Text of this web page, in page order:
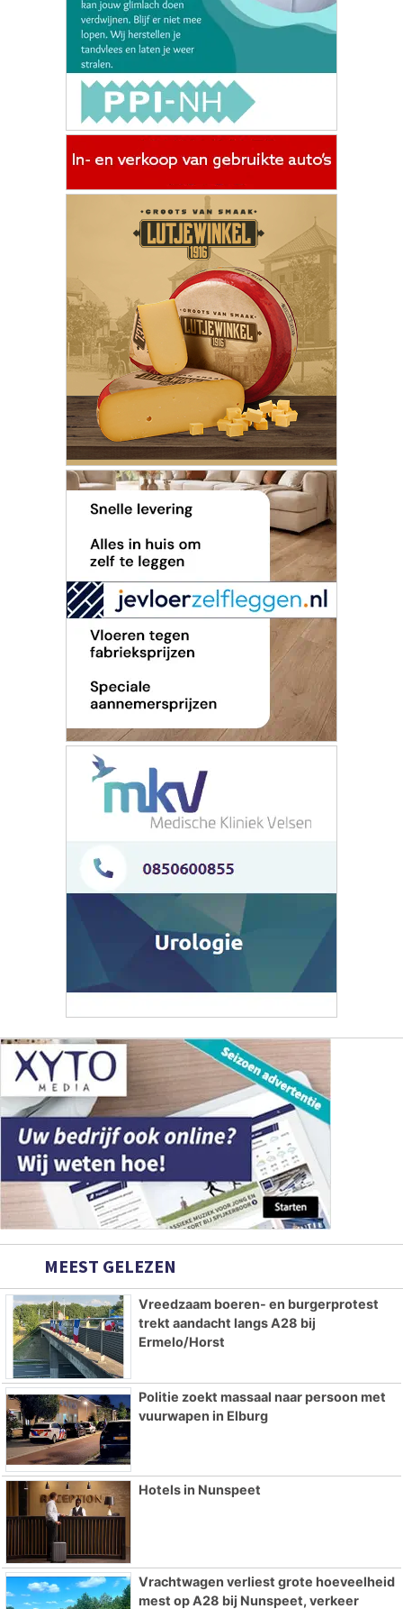
MEEST GELEZEN
Vreedzaam boeren- en burgerprotest
trekt aandacht langs A28 bij
Ermelo/Horst
Politie zoekt massaal naar persoon met
vuurwapen in Elburg
Hotels in Nunspeet
Vrachtwagen verliest grote hoeveelheid
mest op A28 bij Nunspeet, verkeer